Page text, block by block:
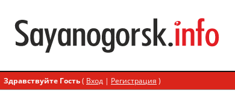
Здравствуйте Гость( Вход | Регистрация )